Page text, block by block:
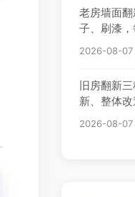
老房墙面
子、刷漆
2026-08-07
旧房翻新
新、整体
2026-08-07